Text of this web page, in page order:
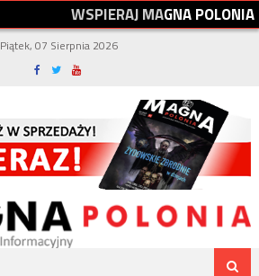
WSPIERAJMAGNAPOLONIA
Piątek, 07 Sierpnia 2026